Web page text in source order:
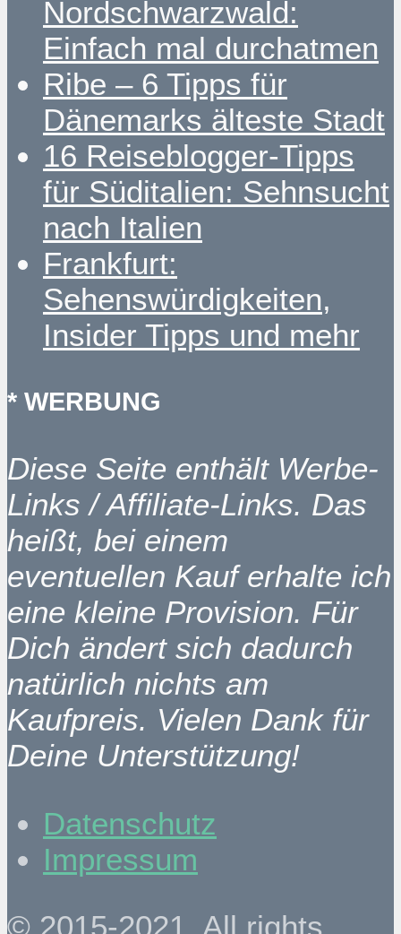
Nordschwarzwald:
Einfach mal durchatmen
Ribe – 6 Tipps für
Dänemarks älteste Stadt
16 Reiseblogger-Tipps
für Süditalien: Sehnsucht
nach Italien
Frankfurt:
Sehenswürdigkeiten,
Insider Tipps und mehr
* WERBUNG
Diese Seite enthält Werbe-
Links / Affiliate-Links. Das
heißt, bei einem
eventuellen Kauf erhalte ich
eine kleine Provision. Für
Dich ändert sich dadurch
natürlich nichts am
Kaufpreis. Vielen Dank für
Deine Unterstützung!
Datenschutz
Impressum
© 2015-2021. All rights